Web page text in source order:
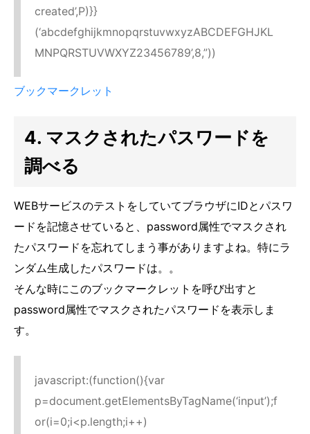
created’,P)}}
(‘abcdefghijkmnopqrstuvwxyzABCDEFGHJKL
MNPQRSTUVWXYZ23456789’,8,”))
ブックマークレット
4. マスクされたパスワードを
調べる
WEBサービスのテストをしていてブラウザにIDとパスワ
ードを記憶させていると、password属性でマスクされ
たパスワードを忘れてしまう事がありますよね。特にラ
ンダム生成したパスワードは。。
そんな時にこのブックマークレットを呼び出すと
password属性でマスクされたパスワードを表示しま
す。
javascript:(function(){var
p=document.getElementsByTagName(‘input’);f
or(i=0;i<p.length;i++)